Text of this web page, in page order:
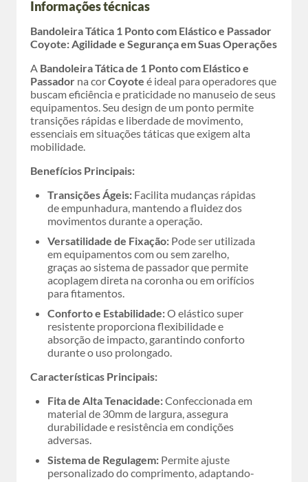
Informações técnicas
Bandoleira Tática 1 Ponto com Elástico e Passador
Coyote: Agilidade e Segurança em Suas Operações
A Bandoleira Tática de 1 Ponto com Elástico e
Passador na corCoyote é ideal para operadores que
buscam eficiência e praticidade no manuseio de seus
equipamentos. Seu design de um ponto permite
transições rápidas e liberdade de movimento,
essenciais em situações táticas que exigem alta
mobilidade.
Benefícios Principais:
Transições Ágeis: Facilita mudanças rápidas
de empunhadura, mantendo a fluidez dos
movimentos durante a operação.
Versatilidade de Fixação: Pode ser utilizada
em equipamentos com ou sem zarelho,
graças ao sistema de passador que permite
acoplagem direta na coronha ou em orifícios
para fitamentos.
Conforto e Estabilidade:O elástico super
resistente proporciona flexibilidade e
absorção de impacto, garantindo conforto
durante o uso prolongado.
Características Principais:
Fita de Alta Tenacidade:Confeccionada em
material de 30mm de largura, assegura
durabilidade e resistência em condições
adversas.
Sistema de Regulagem: Permite ajuste
personalizado do comprimento, adaptando-